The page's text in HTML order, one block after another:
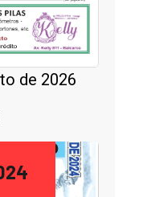
de 2026